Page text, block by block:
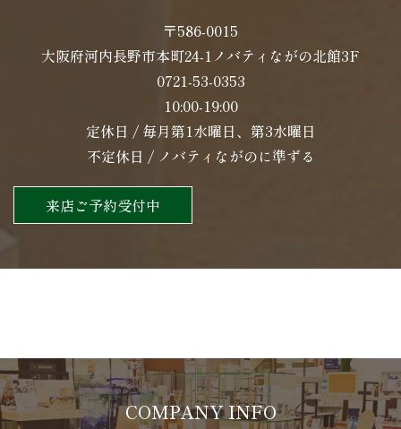
〒586-0015
大阪府河内長野市本町24-1ノバティながの北館3F
0721-53-0353
10:00-19:00
定休日 / 毎月第1水曜日、第3水曜日
不定休日 / ノバティながのに準ずる
来店ご予約受付中
COMPANY INFO